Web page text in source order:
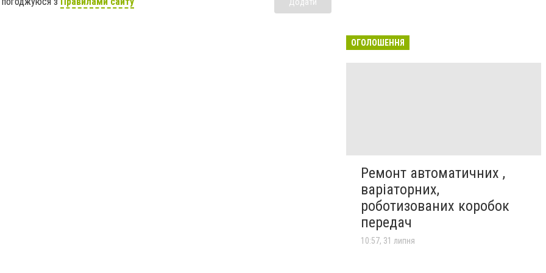
ОГОЛОШЕННЯ
Ремонт автоматичних ,
варіаторних,
роботизованих коробок
передач
10:57, 31 липня